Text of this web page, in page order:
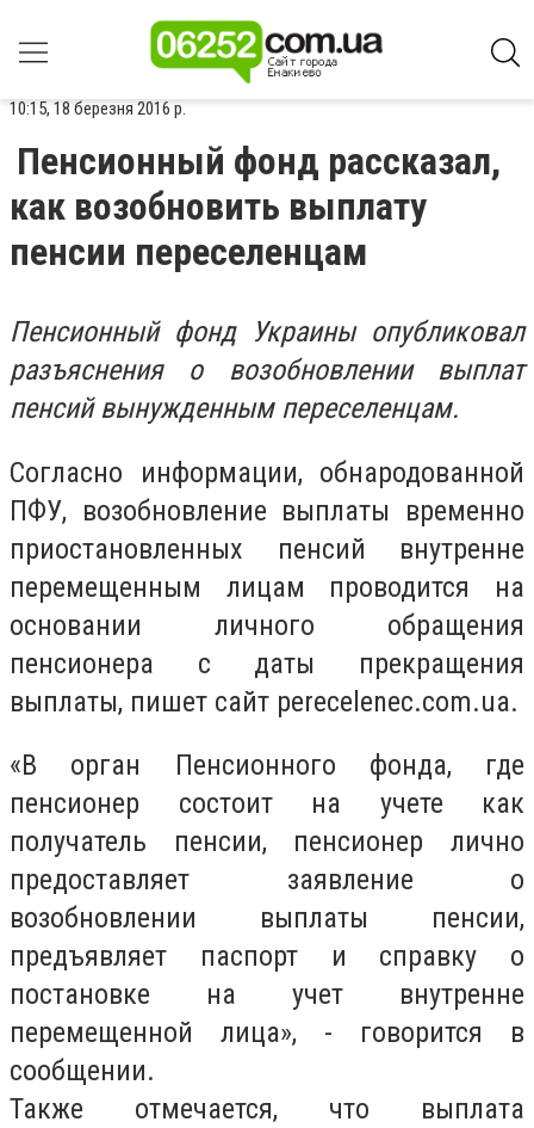
10:15, 18 березня 2016 р.
Пенсионный фонд рассказал,
как возобновить выплату
пенсии переселенцам
Пенсионный фонд Украины опубликовал
разъяснения о возобновлении выплат
пенсий вынужденным переселенцам.
Согласно информации, обнародованной
ПФУ, возобновление выплаты временно
приостановленных пенсий внутренне
перемещенным лицам проводится на
основании личного обращения
пенсионера с даты прекращения
выплаты, пишет сайт perecelenec.com.ua.
«В орган Пенсионного фонда, где
пенсионер состоит на учете как
получатель пенсии, пенсионер лично
предоставляет заявление о
возобновлении выплаты пенсии,
предъявляет паспорт и справку о
постановке на учет внутренне
перемещенной лица», - говорится в
сообщении.
Также отмечается, что выплата